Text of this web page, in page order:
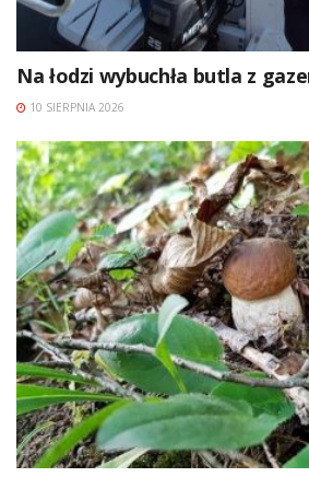
Na łodzi wybuchła butla z
10 SIERPNIA 2026